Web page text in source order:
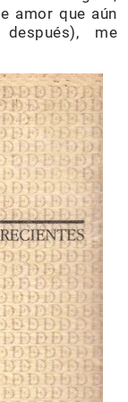
amor que aún
me